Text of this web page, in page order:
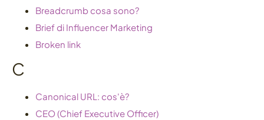
Breadcrumb cosa sono?
Brief di Influencer Marketing
Broken link
C
Canonical URL: cos'è?
CEO (Chief Executive Officer)